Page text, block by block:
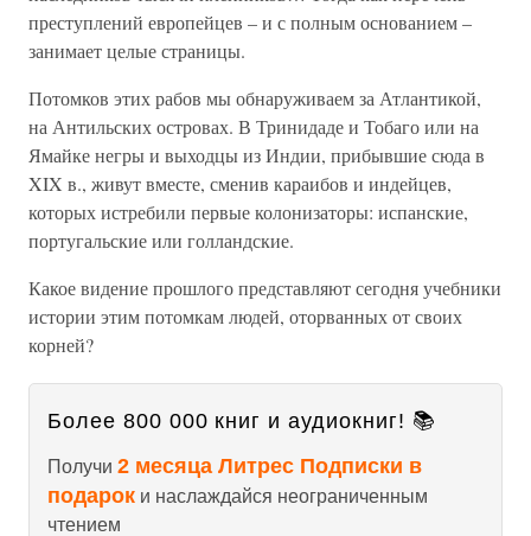
преступлений европейцев – и с полным основанием –
занимает целые страницы.
Потомков этих рабов мы обнаруживаем за Атлантикой,
на Антильских островах. В Тринидаде и Тобаго или на
Ямайке негры и выходцы из Индии, прибывшие сюда в
XIX в., живут вместе, сменив караибов и индейцев,
которых истребили первые колонизаторы: испанские,
португальские или голландские.
Какое видение прошлого представляют сегодня учебники
истории этим потомкам людей, оторванных от своих
корней?
Более 800 000 книг и аудиокниг! 📚
Получи 2 месяца Литрес Подписки в
подарок и наслаждайся неограниченным
чтением